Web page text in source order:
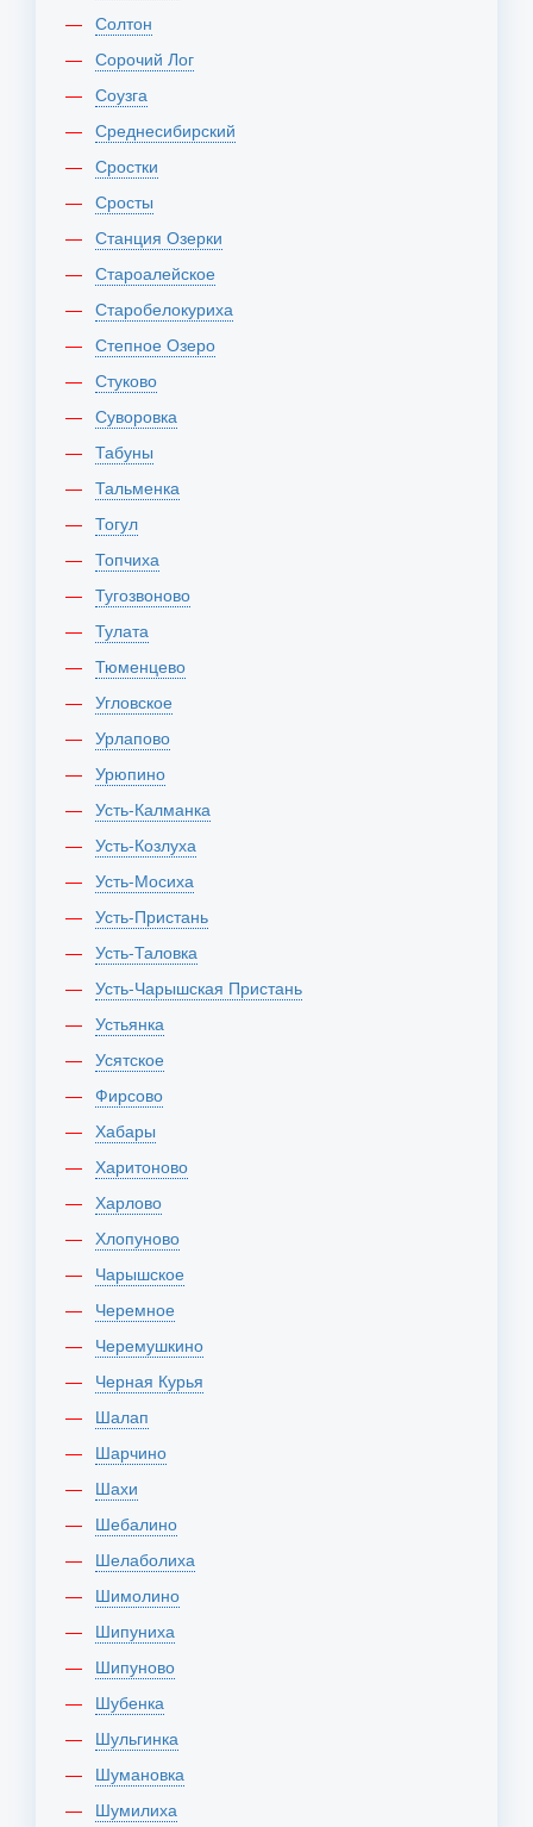
Солтон
Сорочий Лог
Соузга
Среднесибирский
Сростки
Сросты
Станция Озерки
Староалейское
Старобелокуриха
Степное Озеро
Стуково
Суворовка
Табуны
Тальменка
Тогул
Топчиха
Тугозвоново
Тулата
Тюменцево
Угловское
Урлапово
Урюпино
Усть-Калманка
Усть-Козлуха
Усть-Мосиха
Усть-Пристань
Усть-Таловка
Усть-Чарышская Пристань
Устьянка
Усятское
Фирсово
Хабары
Харитоново
Харлово
Хлопуново
Чарышское
Черемное
Черемушкино
Черная Курья
Шалап
Шарчино
Шахи
Шебалино
Шелаболиха
Шимолино
Шипуниха
Шипуново
Шубенка
Шульгинка
Шумановка
Шумилиха